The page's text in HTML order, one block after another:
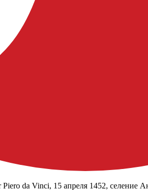
da Vinci, 15 апреля 1452,